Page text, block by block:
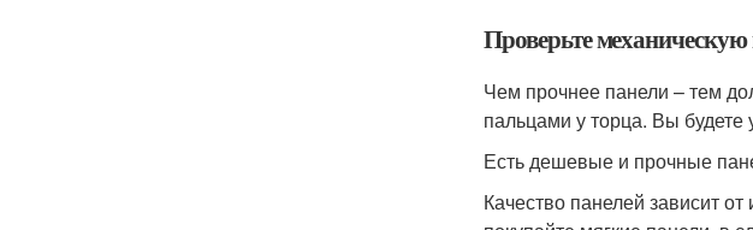
Проверьте механическую
Чем прочнее панели – тем
пальцами у торца. Вы
Есть дешевые и прочные
Качество панелей зависит